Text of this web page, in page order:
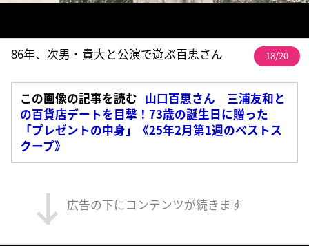
86年、次男・貴大と公演で遊ぶ百恵さん 18/20
この画像の記事を読む 山口百恵さん 三浦友和と
の百貨店デートを目撃！73歳の誕生日に贈った
「プレゼントの中身」《25年2月第1週のベストス
クープ》
広告の下にコンテンツが続きます